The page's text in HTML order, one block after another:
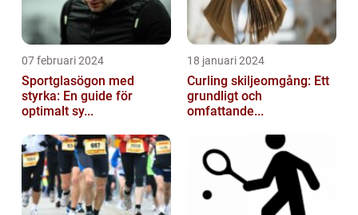
07 februari 2024
Sportglasögon med
styrka: En guide för
optimalt sy...
18 januari 2024
Curling skiljeomgång: Ett
grundligt och
omfattande...